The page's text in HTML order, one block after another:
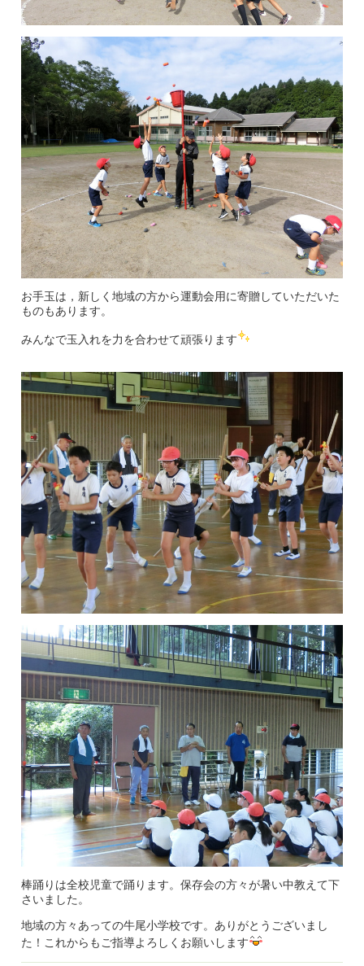
お手玉は，新しく地域の方から運動会用に寄贈していただいた
ものもあります。
みんなで玉入れを力を合わせて頑張ります
棒踊りは全校児童で踊ります。保存会の方々が暑い中教えて下
さいました。
地域の方々あっての牛尾小学校です。ありがとうございまし
た！これからもご指導よろしくお願いします